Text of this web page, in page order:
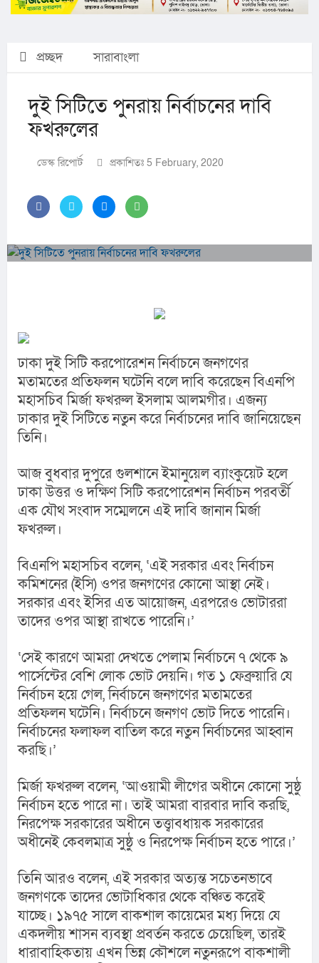
প্রচ্ছদ সারাবাংলা
দুই সিটিতে পুনরায় নির্বাচনের দাবি
ফখরুলের
ডেস্ক রিপোর্ট প্রকাশিতঃ 5 February, 2020
ঢাকা দুই সিটি করপোরেশন নির্বাচনে জনগণের
মতামতের প্রতিফলন ঘটেনি বলে দাবি করেছেন বিএনপি
মহাসচিব মির্জা ফখরুল ইসলাম আলমগীর। এজন্য
ঢাকার দুই সিটিতে নতুন করে নির্বাচনের দাবি জানিয়েছেন
তিনি।
আজ বুধবার দুপুরে গুলশানে ইমানুয়েল ব্যাংকুয়েট হলে
ঢাকা উত্তর ও দক্ষিণ সিটি করপোরেশন নির্বাচন পরবর্তী
এক যৌথ সংবাদ সম্মেলনে এই দাবি জানান মির্জা
ফখরুল।
বিএনপি মহাসচিব বলেন, ‘এই সরকার এবং নির্বাচন
কমিশনের (ইসি) ওপর জনগণের কোনো আস্থা নেই।
সরকার এবং ইসির এত আয়োজন, এরপরেও ভোটাররা
তাদের ওপর আস্থা রাখতে পারেনি।’
‘সেই কারণে আমরা দেখতে পেলাম নির্বাচনে ৭ থেকে ৯
পার্সেন্টের বেশি লোক ভোট দেয়নি। গত ১ ফেব্রুয়ারি যে
নির্বাচন হয়ে গেল, নির্বাচনে জনগণের মতামতের
প্রতিফলন ঘটেনি। নির্বাচনে জনগণ ভোট দিতে পারেনি।
নির্বাচনের ফলাফল বাতিল করে নতুন নির্বাচনের আহ্বান
করছি।’
মির্জা ফখরুল বলেন, ‘আওয়ামী লীগের অধীনে কোনো সুষ্ঠু
নির্বাচন হতে পারে না। তাই আমরা বারবার দাবি করছি,
নিরপেক্ষ সরকারের অধীনে তত্ত্বাবধায়ক সরকারের
অধীনেই কেবলমাত্র সুষ্ঠু ও নিরপেক্ষ নির্বাচন হতে পারে।’
তিনি আরও বলেন, এই সরকার অত্যন্ত সচেতনভাবে
জনগণকে তাদের ভোটাধিকার থেকে বঞ্চিত করেই
যাচ্ছে। ১৯৭৫ সালে বাকশাল কায়েমের মধ্য দিয়ে যে
একদলীয় শাসন ব্যবস্থা প্রবর্তন করতে চেয়েছিল, তারই
ধারাবাহিকতায় এখন ভিন্ন কৌশলে নতুনরূপে বাকশালী